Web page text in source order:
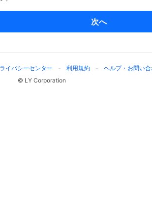
次へ
イバシーセンター 利用規約
ヘルプ・お問い
© LY Corporation